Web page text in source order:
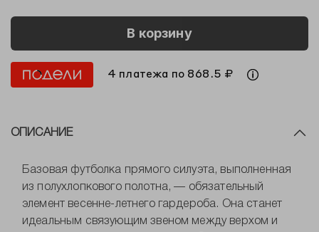
В корзину
4 платежа по 868.5 ₽
ОПИСАНИЕ
Базовая футболка прямого силуэта, выполненная
из полухлопкового полотна, — обязательный
элемент весенне-летнего гардероба. Она станет
идеальным связующим звеном между верхом и